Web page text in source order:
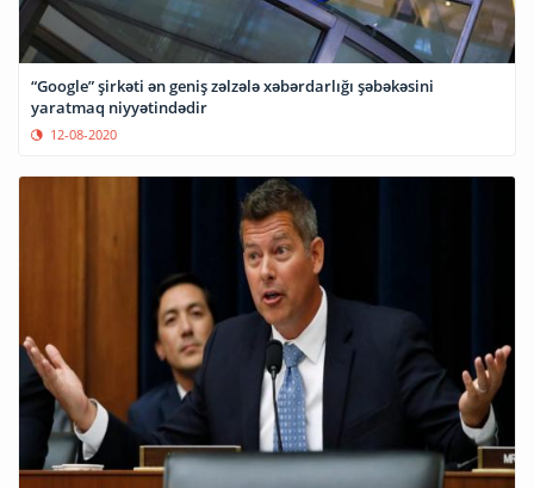
“Google” şirkəti ən geniş zəlzələ xəbərdarlığı şəbəkəsini
yaratmaq niyyətindədir
12-08-2020